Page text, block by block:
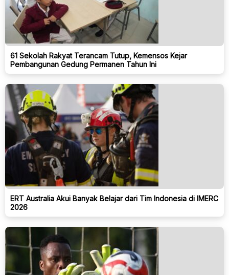
61 Sekolah Rakyat Terancam Tutup, Kemensos Kejar
Pembangunan Gedung Permanen Tahun Ini
ERT Australia Akui Banyak Belajar dari Tim Indonesia di IMERC
2026